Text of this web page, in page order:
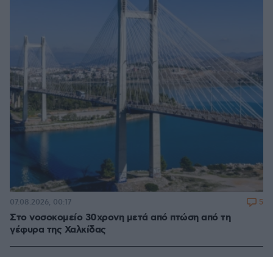
Στο νοσοκομείο 30χρονη μετά από πτώση από τη
γέφυρα της Χαλκίδας
07.08.2026, 00:17 5